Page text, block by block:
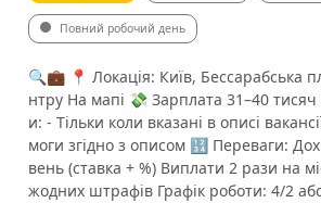
Повний робочий день
🔍💼 📍 Локація: Київ, Бессарабська
нтру На мапі 💸 Зарплата 31–40
и: - Тільки коли вказані в описі
моги згідно з описом 🔢 Переваги:
вень (ставка + %) Виплати 2 рази на
жодних штрафів Графік роботи: 4/2